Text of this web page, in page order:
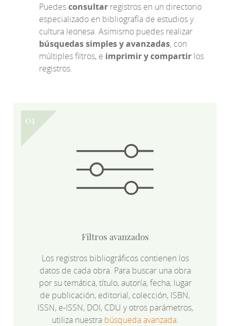
Puedesconsultar registros en un directorio
especializado en bibliografía de estudios y
cultura leonesa. Asimismo puedes realizar
búsquedas simples y avanzadas, con
múltiples filtros, e imprimir y compartir los
registros.
Filtros avanzados
Los registros bibliográficos contienen los
datos de cada obra. Para buscar una obra
por su temática, título, autoría, fecha, lugar
de publicación, editorial, colección, ISBN,
ISSN, e-ISSN, DOI, CDU y otros parámetros,
utiliza nuestra búsqueda avanzada.